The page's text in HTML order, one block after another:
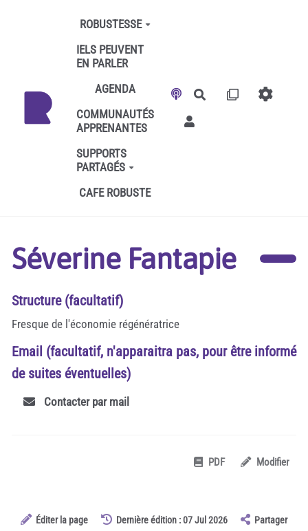
Aller au contenu principal
ROBUSTESSE
IELS PEUVENT
EN PARLER
AGENDA
COMMUNAUTÉS
APPRENANTES
SUPPORTS
PARTAGÉS
CAFE ROBUSTE
Rechercher
Séverine Fantapie
Structure (facultatif)
Fresque de l'économie régénératrice
Email (facultatif, n'apparaitra pas, pour être informé
de suites éventuelles)
Contacter par mail
PDF Modifier
Éditer la page Dernière édition : 07 Jul 2026
Partager